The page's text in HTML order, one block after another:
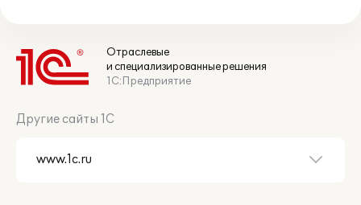
Отраслевые
и специализированные решения
1С:Предприятие
Другие сайты 1С